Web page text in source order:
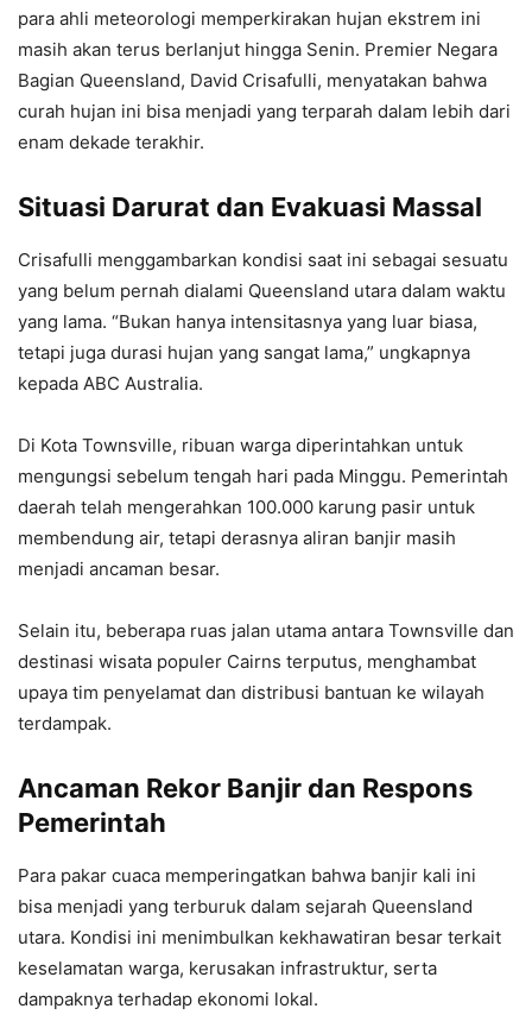
para ahli meteorologi memperkirakan hujan ekstrem ini
masih akan terus berlanjut hingga Senin. Premier Negara
Bagian Queensland, David Crisafulli, menyatakan bahwa
curah hujan ini bisa menjadi yang terparah dalam lebih dari
enam dekade terakhir.
Situasi Darurat dan Evakuasi Massal
Crisafulli menggambarkan kondisi saat ini sebagai sesuatu
yang belum pernah dialami Queensland utara dalam waktu
yang lama. “Bukan hanya intensitasnya yang luar biasa,
tetapi juga durasi hujan yang sangat lama,” ungkapnya
kepada ABC Australia.
Di Kota Townsville, ribuan warga diperintahkan untuk
mengungsi sebelum tengah hari pada Minggu. Pemerintah
daerah telah mengerahkan 100.000 karung pasir untuk
membendung air, tetapi derasnya aliran banjir masih
menjadi ancaman besar.
Selain itu, beberapa ruas jalan utama antara Townsville dan
destinasi wisata populer Cairns terputus, menghambat
upaya tim penyelamat dan distribusi bantuan ke wilayah
terdampak.
Ancaman Rekor Banjir dan Respons
Pemerintah
Para pakar cuaca memperingatkan bahwa banjir kali ini
bisa menjadi yang terburuk dalam sejarah Queensland
utara. Kondisi ini menimbulkan kekhawatiran besar terkait
keselamatan warga, kerusakan infrastruktur, serta
dampaknya terhadap ekonomi lokal.